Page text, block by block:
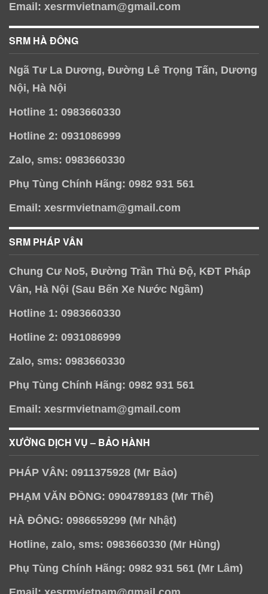
Email: xesrmvietnam@gmail.com
SRM HÀ ĐÔNG
Ngã Tư La Dương, Đường Lê Trọng Tấn, Dương
Nội, Hà Nội
Hotline 1: 0983660330
Hotline 2: 0931086999
Zalo, sms: 0983660330
Phụ Tùng Chính Hãng: 0982 931 561
Email: xesrmvietnam@gmail.com
SRM PHÁP VÂN
Chung Cư No5, Đường Trần Thủ Độ, KĐT Pháp
Vân, Hà Nội (Sau Bến Xe Nước Ngầm)
Hotline 1: 0983660330
Hotline 2: 0931086999
Zalo, sms: 0983660330
Phụ Tùng Chính Hãng: 0982 931 561
Email: xesrmvietnam@gmail.com
XƯỞNG DỊCH VỤ – BẢO HÀNH
PHÁP VÂN: 0911375928 (Mr Bảo)
PHẠM VĂN ĐỒNG: 0904789183 (Mr Thế)
HÀ ĐÔNG: 0986659299 (Mr Nhật)
Hotline, zalo, sms: 0983660330 (Mr Hùng)
Phụ Tùng Chính Hãng: 0982 931 561 (Mr Lâm)